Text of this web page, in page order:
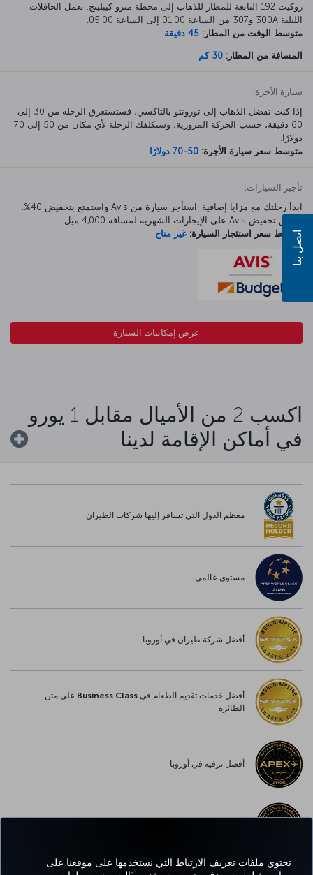
تحتوي ملفات تعريف الارتباط التي نستخدمها على موقعنا على
روكيت 192 التابعة للمطار للذهاب إلى محطة مترو كيبلينج. تعمل الحافلات
الليلية 300A و307 من الساعة 01:00 إلى الساعة 05:00.
متوسط الوقت من المطار: 45 دقيقة
المسافة من المطار: 30 كم
سيارة الأجرة:
إذا كنت تفضل الذهاب إلى تورونتو بالتاكسي، فستستغرق الرحلة من 30 إلى
60 دقيقة، حسب الحركة المرورية، وستكلفك الرحلة لأي مكان من 50 إلى 70
دولارًا.
متوسط سعر سيارة الأجرة: 50-70 دولارًا
تأجير السيارات:
ابدأ رحلتك مع مزايا إضافية. استأجر سيارة من Avis واستمتع بتخفيض 40%.
ينطبق تخفيض Avis على الإيجارات الشهرية لمسافة 4,000 ميل.
متوسط سعر استئجار السيارة: غير متاح
عرض إمكانيات السيارة
اكسب 2 من الأميال مقابل 1 يورو
في أماكن الإقامة لدينا
معظم الدول التي تسافر إليها شركات الطيران
مستوى عالمي
أفضل شركة طيران في أوروبا
أفضل خدمات تقديم الطعام في Business Class على متن
الطائرة
أفضل ترفيه في أوروبا
اتصل بنا